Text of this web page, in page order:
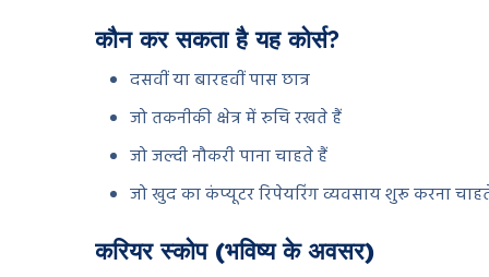
कौन कर सकता है यह कोर्स?
दसवीं या बारहवीं पास छात्र
जो तकनीकी क्षेत्र में रुचि रखते हैं
जो जल्दी नौकरी पाना चाहते हैं
जो खुद का कंप्यूटर रिपेयरिंग व्यवसाय शुरू करना
करियर स्कोप (भविष्य के अवसर)